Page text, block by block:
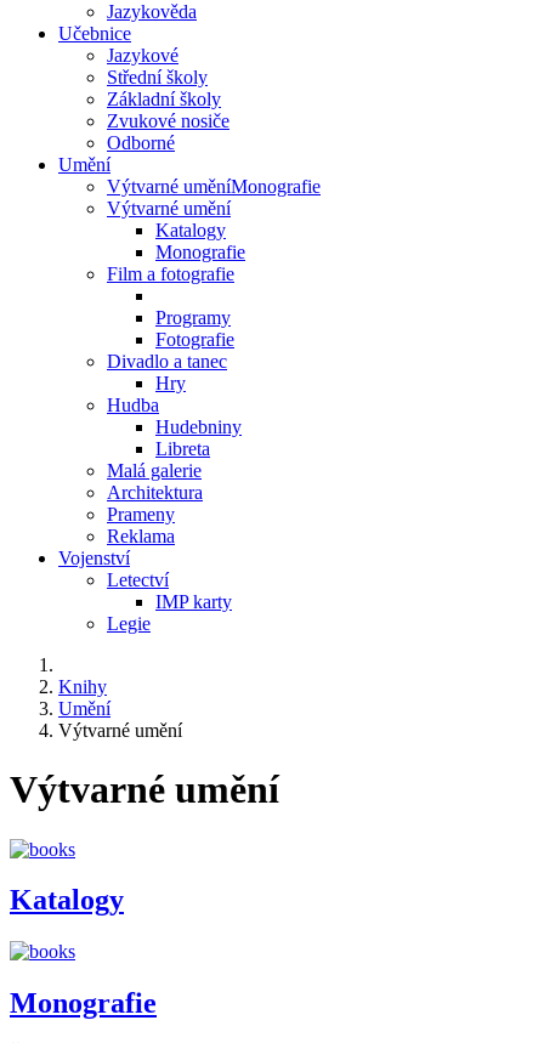
Jazykověda
Učebnice
Jazykové
Střední školy
Základní školy
Zvukové nosiče
Odborné
Umění
Výtvarné uměníMonografie
Výtvarné umění
Katalogy
Monografie
Film a fotografie
Programy
Fotografie
Divadlo a tanec
Hry
Hudba
Hudebniny
Libreta
Malá galerie
Architektura
Prameny
Reklama
Vojenství
Letectví
IMP karty
Legie
Knihy
Umění
Výtvarné umění
Výtvarné umění
Katalogy
Monografie